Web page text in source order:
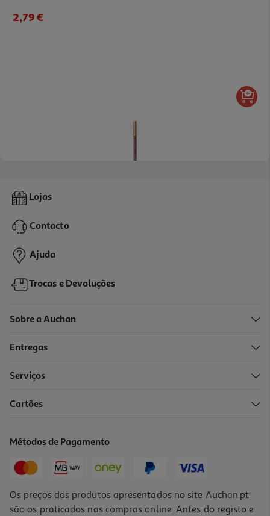
2,79 €
Lápis De Lábios Catrice Gel Glide Ll 020 15g
2,79 €
Lojas
Contacto
Ajuda
Trocas e Devoluções
Sobre a Auchan
Entregas
Serviços
Cartões
Métodos de Pagamento
Os preços dos produtos apresentados no site Auchan.pt
são os praticados nas compras online. Antes do registo e